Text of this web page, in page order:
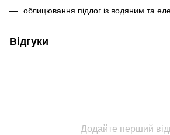
облицювання підлог із водяним та
Відгуки
Додайте перший